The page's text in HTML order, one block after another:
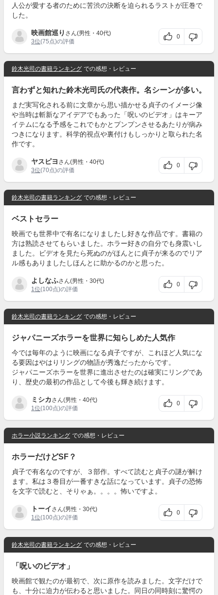
人公が愛する者のために苦渋の決断を迫られるラストが圧巻で
した。
映画館巡り さん(男性・40代)
3位(75点)の評価
0
鈴木光司の書籍ランキング での感想・レビュー
言わずと知れた鈴木光司氏の代表作。名シーンが多い。
まだ実写化される前に文章から思い描かせる貞子のイメージ像
や当時は斬新なアイデアでもあった「呪いのビデオ」はキーア
イテムになる予感をこれでもかとプンプンさせるあたりが病み
つきになります。科学的視点や裏付けもしっかりと取られた名
作です。
ヤスピヨ さん(男性・40代)
3位(70点)の評価
0
鈴木光司の書籍ランキング での感想・レビュー
ベストセラー
映画でも世界中で有名になりましたし好きな作品です。書籍の
方は熟読させてもらいました。ホラー好きの自分でも身震いし
ました。ビデオを見たら死ぬのがほんとに貞子が来るのでリア
ル感もありましたしほんとに助かるのかと思った。
よしなふさん(男性・30代)
1位(100点)の評価
0
鈴木光司の書籍ランキング での感想・レビュー
ジャパニーズホラーを世界に知らしめた人気作
今では毎年のように映画になる貞子ですが、これほど人気にな
る要因はやはりリングの物語が秀逸だったからです。
ジャパニーズホラーを世界に進出させたのは確実にリングであ
り、歴史の最初の作品として今後も輝き続けます。
ミシカさん(男性・40代)
1位(100点)の評価
0
ホラー小説ランキング での感想・レビュー
ホラーだけどSF？
貞子で有名なのですが、３部作。すべて読むと貞子の謎が解け
ます。私は３巻目が一番すきな話になっています。貞子の恐怖
を文字で読むと、そりゃぁ。。。。怖いですよ。
トーイ さん(男性・30代)
1位(100点)の評価
0
鈴木光司の書籍ランキング での感想・レビュー
「呪いのビデオ」
映画館で観たのが最初で、次に原作を読みました。文字だけで
も、十分に迫力が伝わると思いました。同日の同時刻に驚愕の